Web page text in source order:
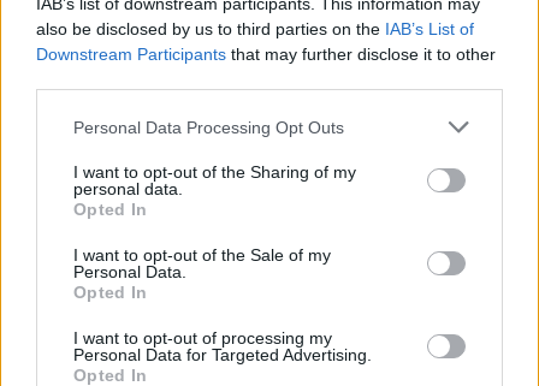
also be disclosed by us to third parties on the IAB’s List of
Downstream Participants that may further disclose it to other
Please note that this website/app uses one or more Google
not limited to your visit or usage behaviour. You may click to
grant or deny consent to Google and its third-party tags to
use your data for below specified purposes in below Google
consent section.
Personal Data Processing Opt Outs
I want to opt-out of the Sharing of my
personal data.
Opted In
I want to opt-out of the Sale of my
Personal Data.
Opted In
I want to opt-out of processing my
Personal Data for Targeted Advertising.
Opted In
#KÖZÉPDÖNTŐ # EXTRA #JILLY KRISZTI
Népszerű